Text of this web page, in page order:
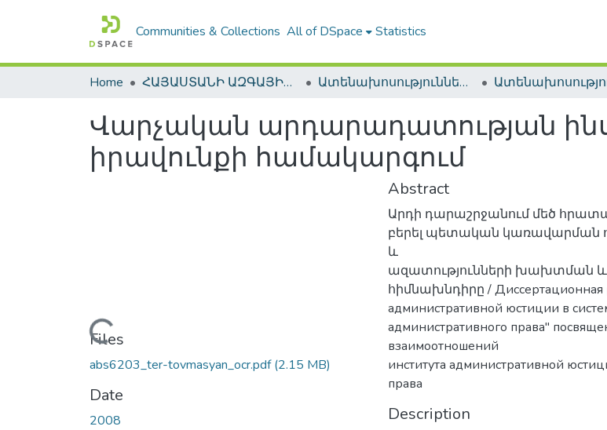
Communities & Collections All of DSpace Statistics
Home ՀԱՅԱՍՏԱՆԻ ԱԶԳԱՅԻՆ ԳՐԱԴԱՐԱՆԻ ԹՎԱՅԻՆ ՊԱՀՈՑ / DIGITAL REPOSITORY OF NLA Ատենախոսություններ և սեղմագրեր / Theses & Abstracts
Վարչական արդարադատության
իրավունքի համակարգում
Loading...
Files
abs6203_ter-tovmasyan_ocr.pdf(2.15 MB)
Date
2008
Abstract
Արդի դարաշրջանում մեծ
բերել պետական կառավարման
և
ազատությունների խախտման
հիմնախնդիրը / Диссертационная
административной юстиции в
административного права"
взаимоотношений
института административной
права
Description